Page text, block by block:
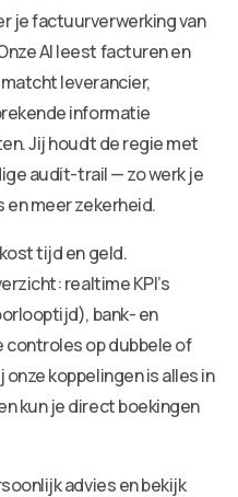
je factuurverwerking van
AI leest facturen en
leverancier,
informatie
Jij houdt de regie met
audit-trail — zo werk je
meer zekerheid.
tijd en geld.
realtime KPI’s
bank- en
op dubbele of
koppelingen is alles in
kun je direct boekingen
advies en bekijk